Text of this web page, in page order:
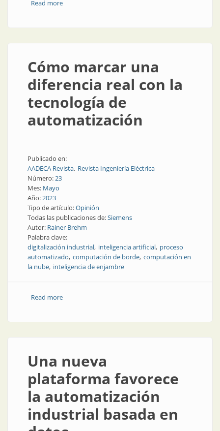
Read moreabout Digitalización en el borde de la industria
Cómo marcar una
diferencia real con la
tecnología de
automatización
Publicado en:
AADECA Revista Revista Ingeniería Eléctrica
Número:23
Mes: Mayo
Año:2023
Tipo de artículo:Opinión
Todas las publicaciones de:Siemens
Autor: Rainer Brehm
Palabra clave:
digitalización industrial inteligencia artificial proceso
automatizado computación de borde computación en
la nube inteligencia de enjambre
Read moreabout Cómo marcar una diferencia real con la
Una nueva
plataforma favorece
la automatización
industrial basada en